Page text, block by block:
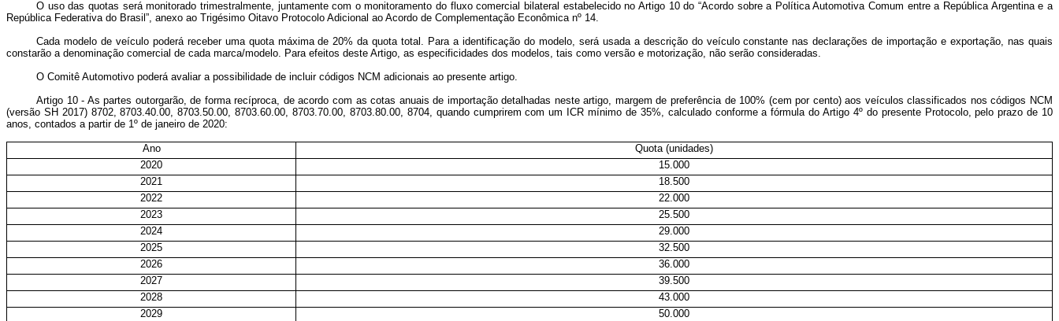
O uso das quotas será monitorado trimestralmente, juntamente com o monitoramento do fluxo comercial bilateral estabelecido no Artigo 10 do “Acordo sobre a Política Automotiva Comum entre a República Argentina e a
República Federativa do Brasil”, anexo ao Trigésimo Oitavo Protocolo Adicional ao Acordo de Complementação Econômica nº 14.
Cada modelo de veículo poderá receber uma quota máxima de 20% da quota total. Para a identificação do modelo, será usada a descrição do veículo constante nas declarações de importação e exportação, nas quais
constarão a denominação comercial de cada marca/modelo. Para efeitos deste Artigo, as especificidades dos modelos, tais como versão e motorização, não serão consideradas.
O Comitê Automotivo poderá avaliar a possibilidade de incluir códigos NCM adicionais ao presente artigo.
Artigo 10 - As partes outorgarão, de forma recíproca, de acordo com as cotas anuais de importação detalhadas neste artigo, margem de preferência de 100% (cem por cento) aos veículos classificados nos códigos NCM
(versão SH 2017) 8702, 8703.40.00, 8703.50.00, 8703.60.00, 8703.70.00, 8703.80.00, 8704, quando cumprirem com um ICR mínimo de 35%, calculado conforme a fórmula do Artigo 4º do presente Protocolo, pelo prazo de 10
anos, contados a partir de 1º de janeiro de 2020:
Ano
Quota (unidades)
2020
15.000
2021
18.500
2022
22.000
2023
25.500
2024
29.000
2025
32.500
2026
36.000
2027
39.500
2028
43.000
2029
50.000